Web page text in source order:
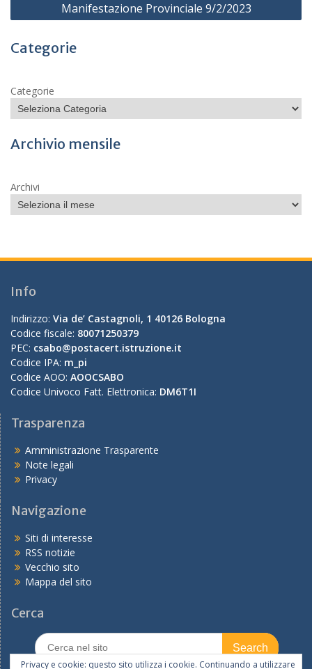
Manifestazione Provinciale 9/2/2023
Categorie
Categorie
Archivio mensile
Archivi
Info
Indirizzo: Via de’ Castagnoli, 1 40126 Bologna
Codice fiscale: 80071250379
PEC: csabo@postacert.istruzione.it
Codice IPA: m_pi
Codice AOO: AOOCSABO
Codice Univoco Fatt. Elettronica: DM6T1I
Trasparenza
Amministrazione Trasparente
Note legali
Privacy
Navigazione
Siti di interesse
RSS notizie
Vecchio sito
Mappa del sito
Cerca
Search
for:
Privacy e cookie: questo sito utilizza i cookie. Continuando a utilizzare